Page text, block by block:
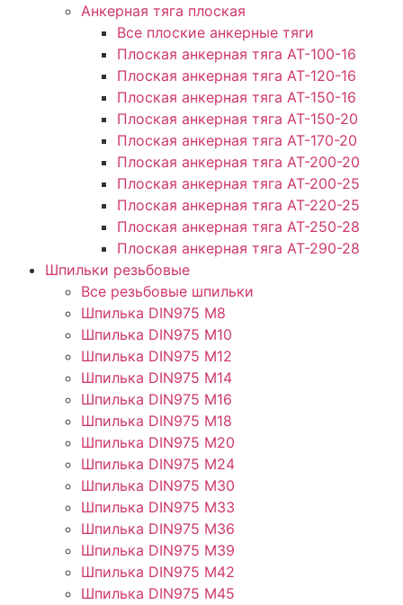
Анкерная тяга плоская
Все плоские анкерные тяги
Плоская анкерная тяга АТ-100-16
Плоская анкерная тяга АТ-120-16
Плоская анкерная тяга АТ-150-16
Плоская анкерная тяга АТ-150-20
Плоская анкерная тяга АТ-170-20
Плоская анкерная тяга АТ-200-20
Плоская анкерная тяга АТ-200-25
Плоская анкерная тяга АТ-220-25
Плоская анкерная тяга АТ-250-28
Плоская анкерная тяга АТ-290-28
Шпильки резьбовые
Все резьбовые шпильки
Шпилька DIN975 М8
Шпилька DIN975 М10
Шпилька DIN975 М12
Шпилька DIN975 М14
Шпилька DIN975 М16
Шпилька DIN975 М18
Шпилька DIN975 М20
Шпилька DIN975 М24
Шпилька DIN975 М30
Шпилька DIN975 М33
Шпилька DIN975 М36
Шпилька DIN975 М39
Шпилька DIN975 М42
Шпилька DIN975 М45